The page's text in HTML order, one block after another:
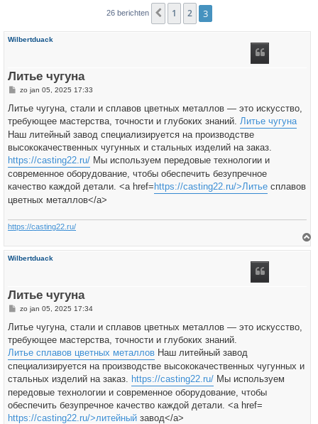
26 berichten Vorige
1 2 3
Wilbertduack
Литье чугуна
B
r
c
h
t
zo jan 05, 2025 17:33
Литье чугуна, стали и сплавов цветных металлов — это искусство,
требующее мастерства, точности и глубоких знаний. Литье чугуна
Наш литейный завод специализируется на производстве
высококачественных чугунных и стальных изделий на заказ.
https://casting22.ru/ Мы используем передовые технологии и
современное оборудование, чтобы обеспечить безупречное
качество каждой детали. <a href= https://casting22.ru/>Литье сплавов
цветных металлов</a>
https://casting22.ru/
Wilbertduack
Литье чугуна
B
r
c
h
t
zo jan 05, 2025 17:34
Литье чугуна, стали и сплавов цветных металлов — это искусство,
требующее мастерства, точности и глубоких знаний.
Литье сплавов цветных металлов Наш литейный завод
специализируется на производстве высококачественных чугунных и
стальных изделий на заказ. https://casting22.ru/ Мы используем
передовые технологии и современное оборудование, чтобы
обеспечить безупречное качество каждой детали. <a href=
https://casting22.ru/>литейный завод</a>